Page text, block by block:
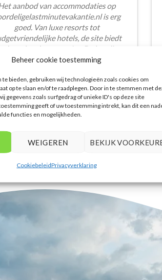
Beheer cookie toestemming
te bieden, gebruiken wij technologieën zoals cookies om
op te slaan en/of te raadplegen. Door in te stemmen met
gegevens zoals surfgedrag of unieke ID's op deze site
geeft of uw toestemming intrekt, kan dit een
functies en mogelijkheden.
WEIGEREN BEKIJK
CookiebeleidPrivacyverklaring
aanbod van accommodaties op
is erg
goed. Van luxe resorts tot
hotels, de site biedt
breed scala aan opties. De handige
maakten het eenvoudig om
aansluiten bij mijn voorkeuren en
budget.
Tim Beukers/Tilburg